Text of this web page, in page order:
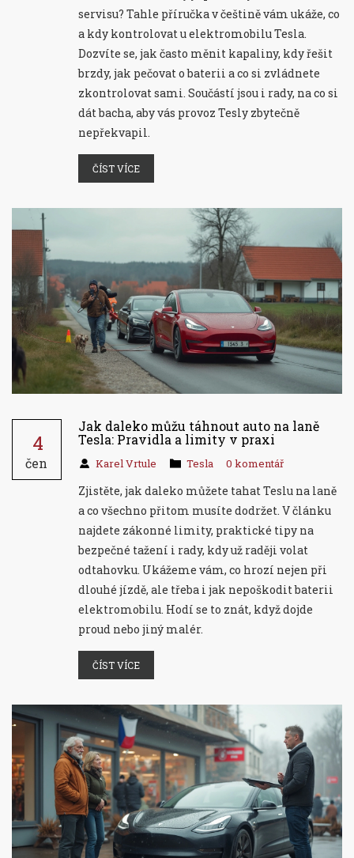
servisu? Tahle příručka v češtině vám ukáže, co
a kdy kontrolovat u elektromobilu Tesla.
Dozvíte se, jak často měnit kapaliny, kdy řešit
brzdy, jak pečovat o baterii a co si zvládnete
zkontrolovat sami. Součástí jsou i rady, na co si
dát bacha, aby vás provoz Tesly zbytečně
nepřekvapil.
ČÍST VÍCE
4
čen
Jak daleko můžu táhnout auto na laně
Tesla: Pravidla a limity v praxi
Karel Vrtule Tesla 0 komentář
Zjistěte, jak daleko můžete tahat Teslu na laně
a co všechno přitom musíte dodržet. V článku
najdete zákonné limity, praktické tipy na
bezpečné tažení i rady, kdy už raději volat
odtahovku. Ukážeme vám, co hrozí nejen při
dlouhé jízdě, ale třeba i jak nepoškodit baterii
elektromobilu. Hodí se to znát, když dojde
proud nebo jiný malér.
ČÍST VÍCE